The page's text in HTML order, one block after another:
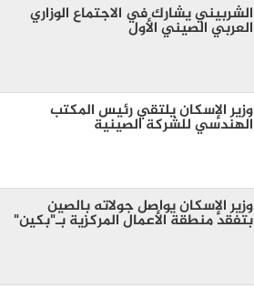
الشربيني يشارك في الاجتماع الوزاري
العربي الصيني الأول
وزير الإسكان يلتقي رئيس المكتب
الهندسي للشركة الصينية
وزير الإسكان يواصل جولاته بالصين
بتفقد منطقة الأعمال المركزية بـ"بكين"